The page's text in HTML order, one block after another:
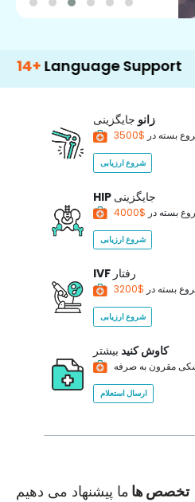
Support
زانو جایگزینی
بسته در
شروع ارزیابی
HIP جایگزینی
بسته در
شروع ارزیابی
IVF رفتار
بسته در
شروع ارزیابی
کاوش کنید بیشتر
مقرون به صرفه
ارسال استعلام
تخصص ها ما پیشنهاد می دهیم